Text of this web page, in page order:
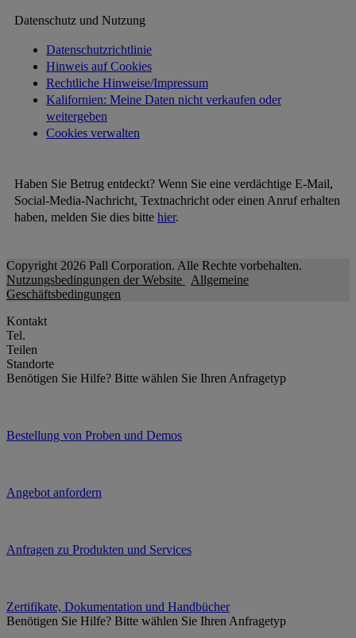
Datenschutz und Nutzung
Datenschutzrichtlinie
Hinweis auf Cookies
Rechtliche Hinweise/Impressum
Kalifornien: Meine Daten nicht verkaufen oder
weitergeben
Cookies verwalten
Haben Sie Betrug entdeckt? Wenn Sie eine verdächtige E-Mail,
Social-Media-Nachricht, Textnachricht oder einen Anruf erhalten
haben, melden Sie dies bitte hier.
Copyright 2026 Pall Corporation. Alle Rechte vorbehalten.
Nutzungsbedingungen der Website
Allgemeine
Geschäftsbedingungen
Kontakt
Tel.
Teilen
Standorte
Benötigen Sie Hilfe? Bitte wählen Sie Ihren Anfragetyp
Bestellung von Proben und Demos
Angebot anfordern
Anfragen zu Produkten und Services
Zertifikate, Dokumentation und Handbücher
Benötigen Sie Hilfe? Bitte wählen Sie Ihren Anfragetyp